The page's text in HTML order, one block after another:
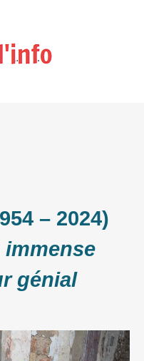
– 2024)
immense
génial